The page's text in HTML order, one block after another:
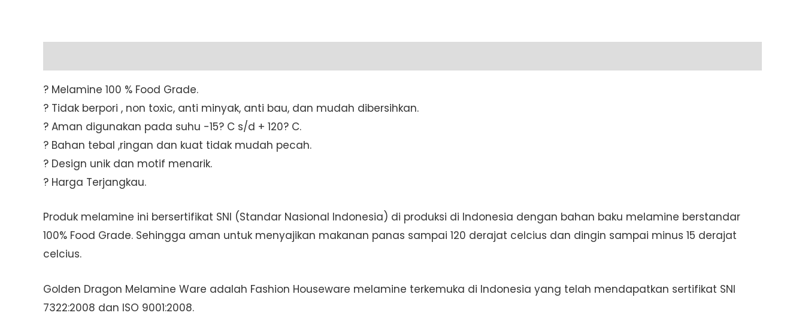
? Melamine 100 % Food Grade.
? Tidak berpori , non toxic, anti minyak, anti bau, dan mudah dibersihkan.
? Aman digunakan pada suhu -15? C s/d + 120? C.
? Bahan tebal ,ringan dan kuat tidak mudah pecah.
? Design unik dan motif menarik.
? Harga Terjangkau.
Produk melamine ini bersertifikat SNI (Standar Nasional Indonesia) di produksi di Indonesia dengan bahan baku melamine berstandar
100% Food Grade. Sehingga aman untuk menyajikan makanan panas sampai 120 derajat celcius dan dingin sampai minus 15 derajat
celcius.
Golden Dragon Melamine Ware adalah Fashion Houseware melamine terkemuka di Indonesia yang telah mendapatkan sertifikat SNI
7322:2008 dan ISO 9001:2008.